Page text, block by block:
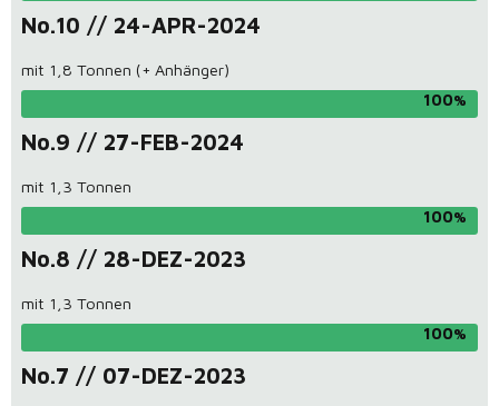
No.10 // 24-APR-2024
mit 1,8 Tonnen (+ Anhänger)
100
No.9 // 27-FEB-2024
mit 1,3 Tonnen
100
No.8 // 28-DEZ-2023
mit 1,3 Tonnen
100
No.7 // 07-DEZ-2023